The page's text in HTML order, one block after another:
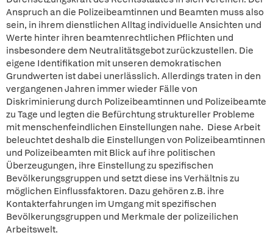
Anspruch an die Polizeibeamtinnen und Beamten muss also
sein, in ihrem dienstlichen Alltag individuelle Ansichten und
Werte hinter ihren beamtenrechtlichen Pflichten und
insbesondere dem Neutralitätsgebot zurückzustellen. Die
eigene Identifikation mit unseren demokratischen
Grundwerten ist dabei unerlässlich. Allerdings traten in den
vergangenen Jahren immer wieder Fälle von
Diskriminierung durch Polizeibeamtinnen und Polizeibeamte
zu Tage und legten die Befürchtung struktureller Probleme
mit menschenfeindlichen Einstellungen nahe. Diese Arbeit
beleuchtet deshalb die Einstellungen von Polizeibeamtinnen
und Polizeibeamten mit Blick auf ihre politischen
Überzeugungen, ihre Einstellung zu spezifischen
Bevölkerungsgruppen und setzt diese ins Verhältnis zu
möglichen Einflussfaktoren. Dazu gehören z.B. ihre
Kontakterfahrungen im Umgang mit spezifischen
Bevölkerungsgruppen und Merkmale der polizeilichen
Arbeitswelt.